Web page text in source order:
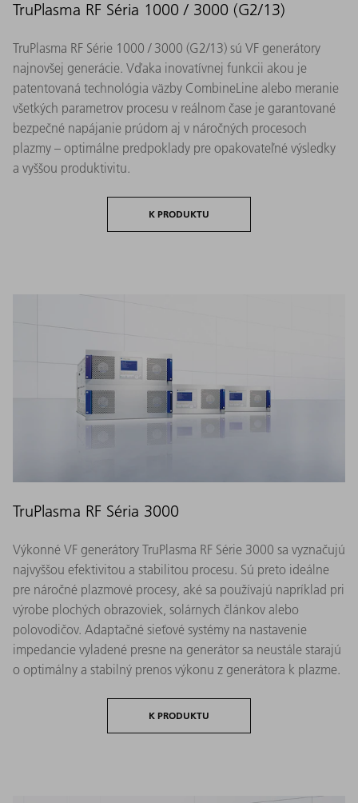
TruPlasma RF Séria 1000 / 3000 (G2/13)
TruPlasma RF Série 1000 / 3000 (G2/13) sú VF generátory
najnovšej generácie. Vďaka inovatívnej funkcii akou je
patentovaná technológia väzby CombineLine alebo meranie
všetkých parametrov procesu v reálnom čase je garantované
bezpečné napájanie prúdom aj v náročných procesoch
plazmy – optimálne predpoklady pre opakovateľné výsledky
a vyššou produktivitu.
K PRODUKTU
TruPlasma RF Séria 3000
Výkonné VF generátory TruPlasma RF Série 3000 sa vyznačujú
najvyššou efektivitou a stabilitou procesu. Sú preto ideálne
pre náročné plazmové procesy, aké sa používajú napríklad pri
výrobe plochých obrazoviek, solárnych článkov alebo
polovodičov. Adaptačné sieťové systémy na nastavenie
impedancie vyladené presne na generátor sa neustále starajú
o optimálny a stabilný prenos výkonu z generátora k plazme.
K PRODUKTU